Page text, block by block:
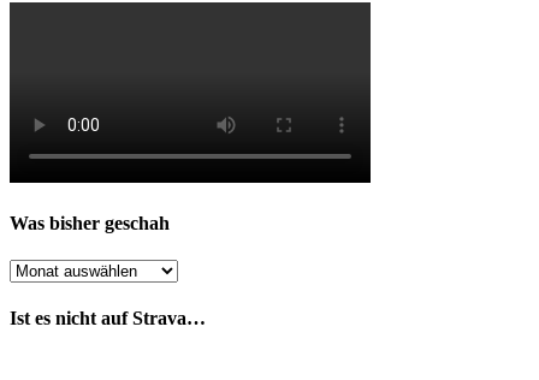
Was bisher geschah
Was
geschah
Ist es nicht auf Strava…